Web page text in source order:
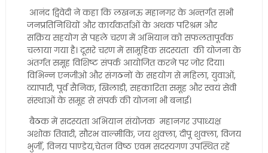
आनंद द्विवेदी ने कहा कि लखनऊ महानगर के अन्तर्गत सभी
जनप्रतिनिधियों और कार्यकर्ताओं के अथक परिश्रम और
सक्रिय सहयोग से पहले चरण में अभियान को सफलतापूर्वक
चलाया गया है। दूसरे चरण में सामूहिक सदस्यता की योजना के
अंतर्गत समूह विशिष्ट संपर्क आयोजित करने पर जोर दिया।
विभिन्न एनजीओ और संगठनों के सहयोग से महिला, युवाओं,
व्यापारी, पूर्व सैनिक, खिलाड़ी, सहकारिता समूह और स्वयं सेवी
संस्थाओं के समूह से संपर्क की योजना भी बनाई।
बैठक में सदस्यता अभियान संयोजक महानगर उपाध्यक्ष
अशोक तिवारी, सौरभ वाल्मीकि, जय शुक्ला, दीपू शुक्ला, विजय
भुर्जी, विनय पाण्डेय,चेतन विष्ठ एवम सदस्यगण उपस्थित रहें